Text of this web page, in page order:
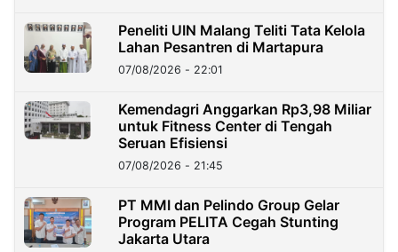
Peneliti UIN Malang Teliti Tata Kelola
Lahan Pesantren di Martapura
07/08/2026 - 22:01
Kemendagri Anggarkan Rp3,98 Miliar
untuk Fitness Center di Tengah
Seruan Efisiensi
07/08/2026 - 21:45
PT MMI dan Pelindo Group Gelar
Program PELITA Cegah Stunting
Jakarta Utara